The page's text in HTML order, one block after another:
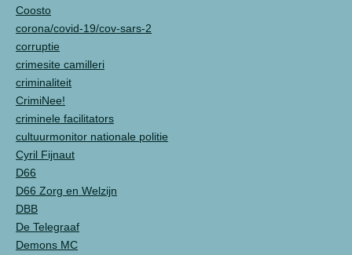
Coosto
corona/covid-19/cov-sars-2
corruptie
crimesite camilleri
criminaliteit
CrimiNee!
criminele facilitators
cultuurmonitor nationale politie
Cyril Fijnaut
D66
D66 Zorg en Welzijn
DBB
De Telegraaf
Demons MC